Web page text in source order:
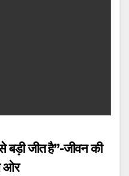
बड़ी जीत है”-जीवन की
ओर